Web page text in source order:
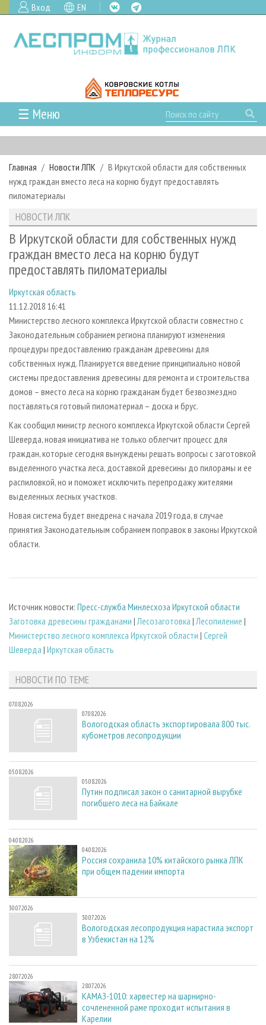
Вход EN
☰ Меню
ГЛАВНАЯ
РУБРИКИ И ТЕМЫ
РУБРИКИ ЖУРНАЛА
ЛЕСНОЕ ХОЗЯЙСТВО
ЛЕСОЗАГОТОВКА
ЛЕСОПИЛЕНИЕ
ДЕРЕВООБРАБОТКА
СУШКА ДРЕВЕСИНЫ
ПРОИЗВОДСТВО ДРЕВЕСНЫХ ПЛИТ
ДЕРЕВЯННОЕ ДОМОСТРОЕНИЕ
ПРОИЗВОДСТВО МЕБЕЛИ
БИОЭНЕРГЕТИКА
ЦБП
ИНСТРУМЕНТ И МАТЕРИАЛЫ
НОВОСТИ
КАЛЕНДАРЬ СОБЫТИЙ
НОВОСТИ ЛПК
НОВОСТИ ЖУРНАЛА
НОВОСТИ КОМПАНИЙ
ПРОЕКТЫ ЛПИ
АНАЛИТИКА
ПРЕДПРИЯТИЯ ЛПК
ЛЕСНЫЕ РЕГИОНЫ РОССИИ
ПЕРСОНЫ
МОБИЛЬНЫЕ ВЫСТАВКИ
ОФИЦИАЛЬНЫЕ ДЕЛЕГАЦИИ
ПРИОРИТЕТНЫЕ ИНВЕСТПРОЕКТЫ
RUSSIAN FORESTRY REVIEW
ГАЗЕТА ЛЕСПРОМФОРУМ
БИБЛИОТЕКА СПЕЦИАЛИСТА
АРХИВ
АРХИВ ЖУРНАЛОВ
СТАТЬИ
О ЖУРНАЛЕ
ПОДПИСКА
КОНТАКТЫ
РЕКЛАМОДАТЕЛЯМ
РЕКЛАМА
РЕКЛАМА НА САЙТЕ
Главная Новости ЛПК
В Иркутской области для собственных
нужд граждан вместо леса на корню будут предоставлять
пиломатериалы
НОВОСТИ ЛПК
В Иркутской области для собственных нужд
граждан вместо леса на корню будут
предоставлять пиломатериалы
Иркутская область
11.12.2018 16:41
Министерство лесного комплекса Иркутской области совместно с
Законодательным собранием региона планируют изменения
процедуры предоставлению гражданам древесины для
собственных нужд. Планируется введение принципиально новой
системы предоставления древесины для ремонта и строительства
домов – вместо леса на корню гражданам будет безвозмездно
поставляться готовый пиломатериал – доска и брус.
Как сообщил министр лесного комплекса Иркутской области Сергей
Шеверда, новая инициатива не только облегчит процесс для
граждан, которые сегодня вынуждены решать вопросы с заготовкой
выделенного участка леса, доставкой древесины до пилорамы и ее
распиловкой, но и поможет исключить перепродажу жителями
выделенных лесных участков.
Новая система будет внедрена с начала 2019 года, в случае
принятия Законодательным собранием поправок в законы Иркутской
области.
Источник новости: Пресс-служба Минлесхоза Иркутской области
Заготовка древесины гражданами |Лесозаготовка |Лесопиление |
Министерство лесного комплекса Иркутской области | Сергей
Шеверда | Иркутская область
НОВОСТИ ПО ТЕМЕ
07.08.2026
07.08.2026
Вологодская область экспортировала 800 тыс.
кубометров лесопродукции
05.08.2026
05.08.2026
Путин подписал закон о санитарной вырубке
погибшего леса на Байкале
04.08.2026
04.08.2026
Россия сохранила 10% китайского рынка ЛПК
при общем падении импорта
30.07.2026
30.07.2026
Вологодская лесопродукция нарастила экспорт
в Узбекистан на 12%
28.07.2026
28.07.2026
КАМАЗ-1010: харвестер на шарнирно-
сочлененной раме проходит испытания в
Карелии